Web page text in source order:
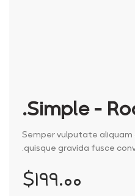
Simple -
Semper vulputate
quisque gravida fusce
$۱۹۹.۰۰